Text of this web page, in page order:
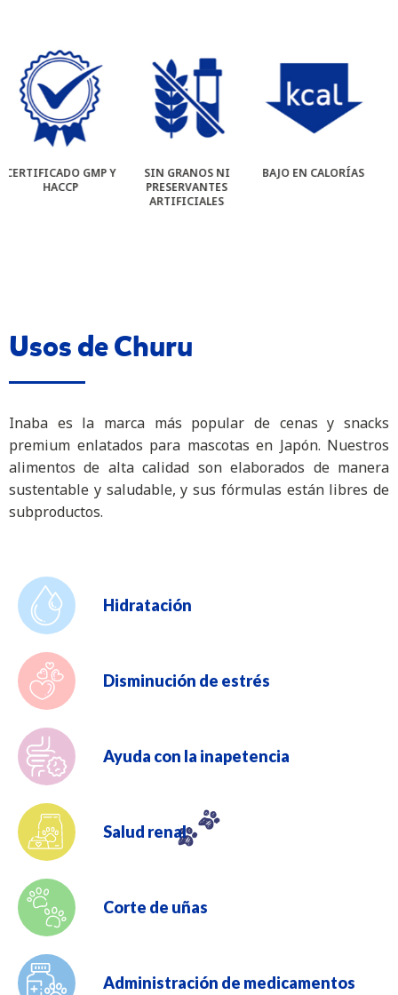
SIN GRANOS NI
PRESERVANTES
BAJO EN CALORÍAS TEXTURA CREMOSA
Usos de Churu
Inaba es la marca más popular de cenas y snacks
premium enlatados para mascotas en Japón. Nuestros
alimentos de alta calidad son elaborados de manera
sustentable y saludable, y sus fórmulas están libres de
subproductos.
Hidratación
Disminución de estrés
Ayuda con la inapetencia
Salud renal
Corte de uñas
Administración de medicamentos